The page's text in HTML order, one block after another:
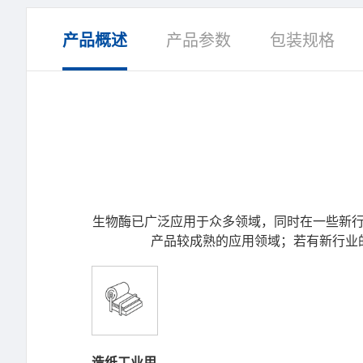
产品概述 产品参数 包装规格
生物酶已广泛应用于众多领域，同时在一些新
产品较成熟的应用领域；若有新行